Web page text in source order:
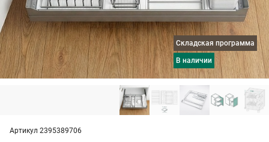
Складская программа
в наличии
Артикул 2395389706